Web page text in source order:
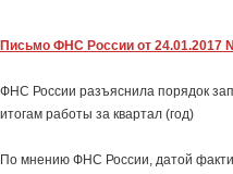
Письмо ФНС России от 24.01.2017
ФНС России разъяснила порядок
итогам работы за квартал (год)
По мнению ФНС России, датой